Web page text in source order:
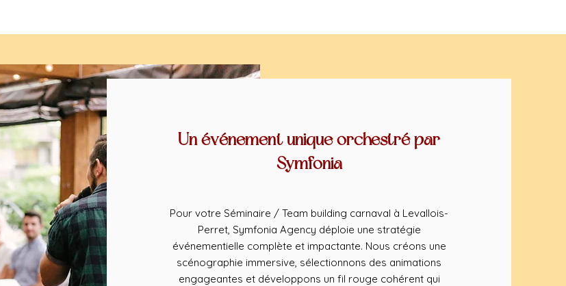
Un événement unique orchestré par
Symfonia
Pour votre Séminaire / Team building carnaval à Levallois-
Perret, Symfonia Agency déploie une stratégie
événementielle complète et impactante. Nous créons une
scénographie immersive, sélectionnons des animations
engageantes et développons un fil rouge cohérent qui